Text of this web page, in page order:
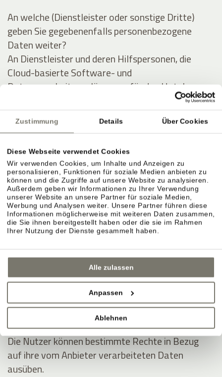
Zustimmung Details Über Cookies
Diese Webseite verwendet Cookies
Wir verwenden Cookies, um Inhalte und Anzeigen zu
personalisieren, Funktionen für soziale Medien anbieten zu
können und die Zugriffe auf unsere Website zu analysieren.
Außerdem geben wir Informationen zu Ihrer Verwendung
unserer Website an unsere Partner für soziale Medien,
Werbung und Analysen weiter. Unsere Partner führen diese
Informationen möglicherweise mit weiteren Daten zusammen,
die Sie ihnen bereitgestellt haben oder die sie im Rahmen
Ihrer Nutzung der Dienste gesammelt haben.
Alle zulassen
Anpassen
Ablehnen
An welche (Dienstleister oder sonstige Dritte)
geben Sie gegebenenfalls personenbezogene
Daten weiter?
An Dienstleister und deren Hilfspersonen, die
Cloud-basierte Software- und
Datenverarbeitungslösungen für das Hotel
anbieten, und im Auftrag des Hotels Daten des
Gastes (zu obigen Zwecken) auswerten und
verarbeiten.
Ausführliche Angaben über die Verarbeitung
personenbezogener Daten
Personenbezogene Daten werden zu folgenden
Zwecken unter Inanspruchnahme folgender
Dienstleistungen erhoben:
Analytik
Anzeigen von Inhalten externer Plattformen
Kontaktieren des Nutzers
Die Rechte der Nutzer
Die Nutzer können bestimmte Rechte in Bezug
auf ihre vom Anbieter verarbeiteten Daten
ausüben.